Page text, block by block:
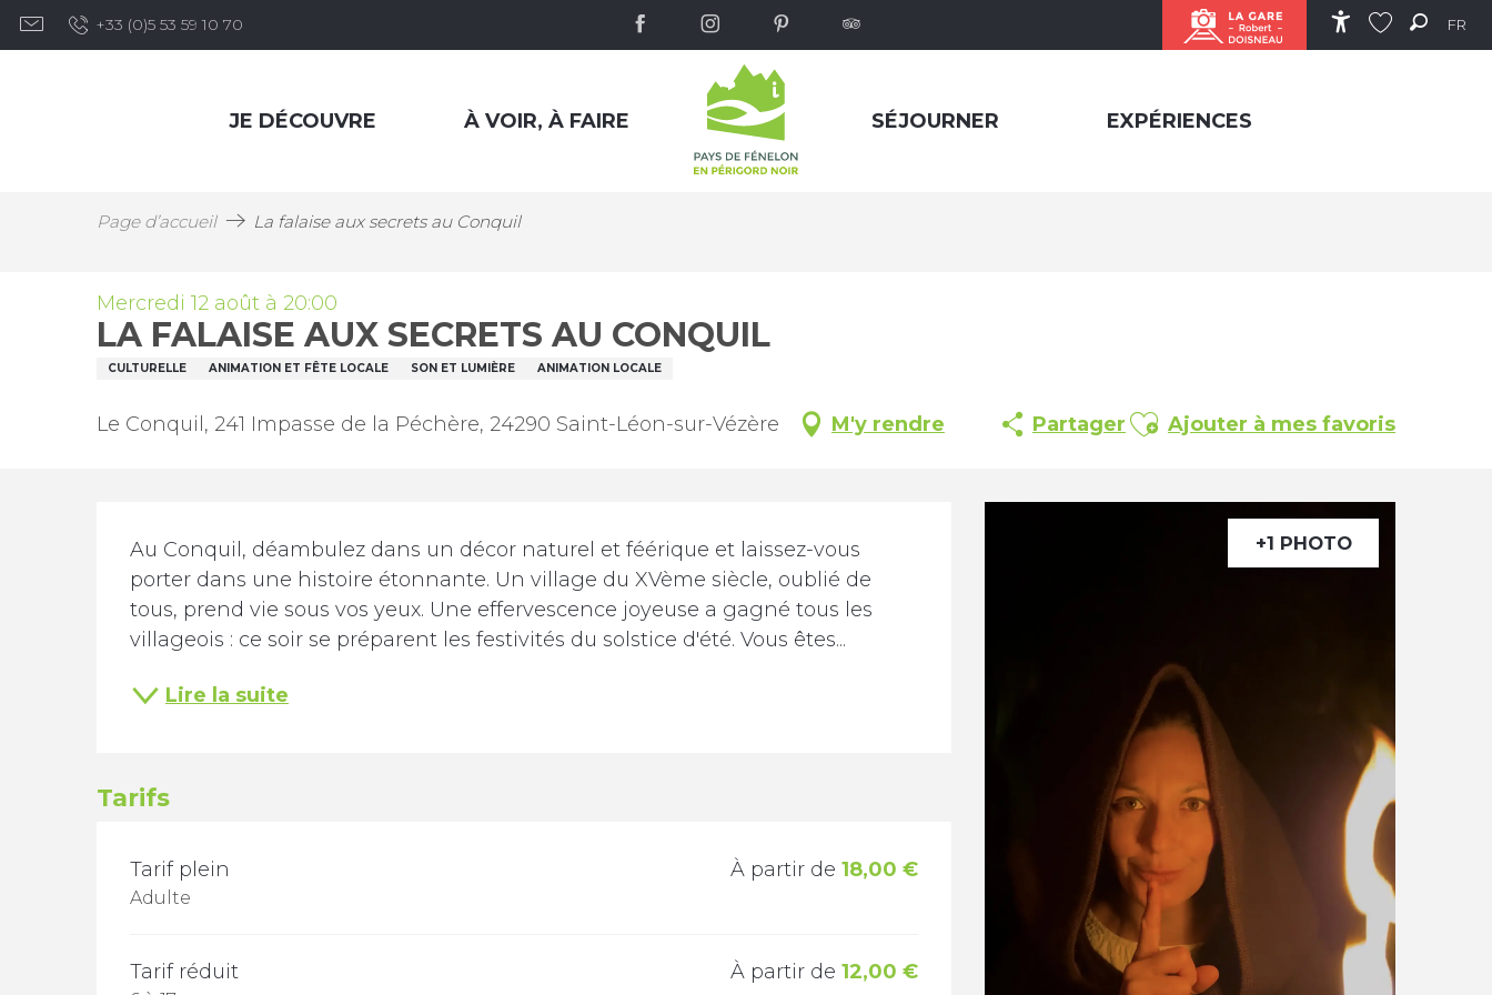
Aller
au
Accessibilité
FR
+33 (0)5 53 59 10 70
JE DÉCOUVRE À VOIR, À FAIRE SÉJOURNER EXPÉRIENCES
Page d’accueil La falaise aux secrets au Conquil
Mercredi 12 août à 20:00
LA FALAISE AUX SECRETS AU CONQUIL
CULTURELLE ANIMATION ET FÊTE LOCALE SON ET LUMIÈRE ANIMATION LOCALE
Le Conquil, 241 Impasse de la Péchère, 24290 Saint-Léon-sur-Vézère M'y rendre Partager Ajouter aux favoris
Ajouter à mes favoris
+1 PHOTO
Description
Au Conquil, déambulez dans un décor naturel et féérique et laissez-vous
porter dans une histoire étonnante. Un village du XVème siècle, oublié de
tous, prend vie sous vos yeux. Une effervescence joyeuse a gagné tous les
villageois : ce soir se préparent les festivités du solstice d'été. Vous êtes...
Lire la suite
Tarifs
TARIFS 2026
Tarif plein
Adulte
À partir de18,00 €
Tarif réduit À partir de12,00 €